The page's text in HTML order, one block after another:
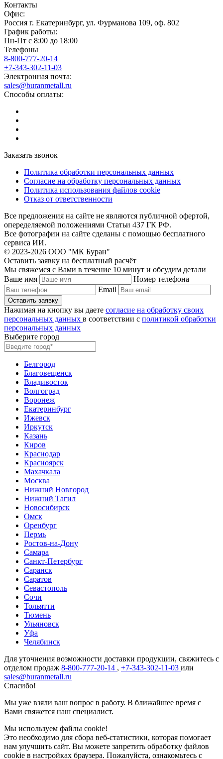
Контакты
Офис:
Россия г. Екатеринбург, ул. Фурманова 109, оф. 802
График работы:
Пн-Пт с 8:00 до 18:00
Телефоны
8-800-777-20-14
+7-343-302-11-03
Электронная почта:
sales@buranmetall.ru
Способы оплаты:
Заказать звонок
Политика обработки персональных данных
Согласие на обработку персональных данных
Политика использования файлов cookie
Отказ от ответственности
Все предложения на сайте не являются публичной офертой,
опеределяемой положениями Статьи 437 ГК РФ.
Все фотографии на сайте сделаны с помощью бесплатного
сервиса ИИ.
© 2023-2026 ООО "МК Буран"
Оставить заявку на бесплатный расчёт
Мы свяжемся с Вами в течение 10 минут и обсудим детали
Ваше имя
Номер телефона
Email
Нажимая на кнопку вы даете согласие на обработку своих
персональных данных в соответствии с политикой обработки
персональных данных
Выберите город
Белгород
Благовещенск
Владивосток
Волгоград
Воронеж
Екатеринбург
Ижевск
Иркутск
Казань
Киров
Краснодар
Красноярск
Махачкала
Москва
Нижний Новгород
Нижний Тагил
Новосибирск
Омск
Оренбург
Пермь
Ростов-на-Дону
Самара
Санкт-Петербург
Саранск
Саратов
Севастополь
Сочи
Тольятти
Тюмень
Ульяновск
Уфа
Челябинск
Для уточнения возможности доставки продукции, свяжитесь с
отделом продаж 8-800-777-20-14 , +7-343-302-11-03 или
sales@buranmetall.ru
Спасибо!
Мы уже взяли ваш вопрос в работу. В ближайшее время с
Вами свяжется наш специалист.
Мы используем файлы cookie!
Это необходимо для сбора веб-статистики, которая помогает
нам улучшить сайт. Вы можете запретить обработку файлов
cookie в настройках браузера. Пожалуйста, ознакомьтесь с